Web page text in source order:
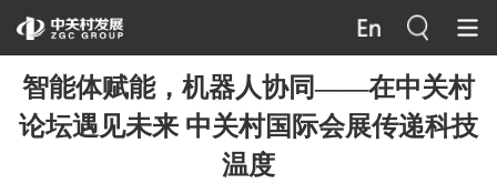
智能体赋能，机器人协同——在中关村
论坛遇见未来 中关村国际会展传递科技
温度